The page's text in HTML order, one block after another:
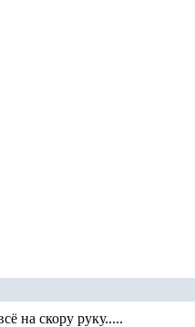
на скору руку.....